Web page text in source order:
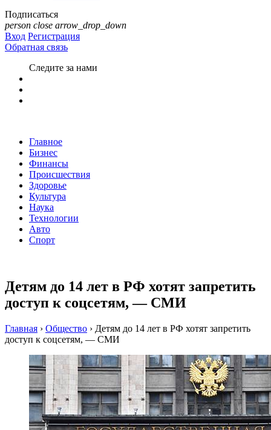
Подписаться
person close arrow_drop_down
Вход Регистрация
Обратная связь
Следите за нами
Главное
Бизнес
Финансы
Происшествия
Здоровье
Культура
Наука
Технологии
Авто
Спорт
Детям до 14 лет в РФ хотят запретить
доступ к соцсетям, — СМИ
Главная › Общество › Детям до 14 лет в РФ хотят запретить
доступ к соцсетям, — СМИ